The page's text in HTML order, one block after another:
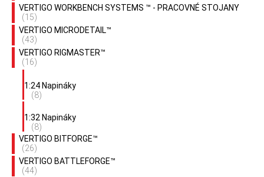
VERTIGO WORKBENCH SYSTEMS ™ - PRACOVNÉ STOJANY
(15)
VERTIGO MICRODETAIL™
(43)
VERTIGO RIGMASTER™
(16)
1:24 Napináky
(8)
1:32 Napináky
(8)
VERTIGO BITFORGE™
(26)
VERTIGO BATTLEFORGE™
(44)